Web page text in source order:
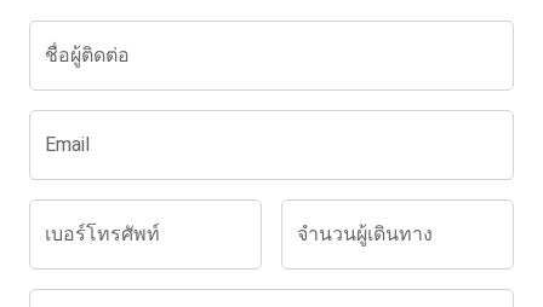
ชื่อผู้ติดต่อ
Email
เบอร์โทรศัพท์ จำนวนผู้เดินทาง